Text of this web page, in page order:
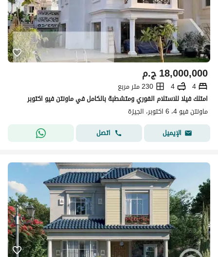
ج.م18,000,000
4
4
230 متر مربع
امتلك فيلا للاستلام الفوري ومتشطبة بالكامل في ماونتن فيو اكتوبر
ماونتن فيو 4، 6 اكتوبر، الجيزة
الإيميل
اتصل